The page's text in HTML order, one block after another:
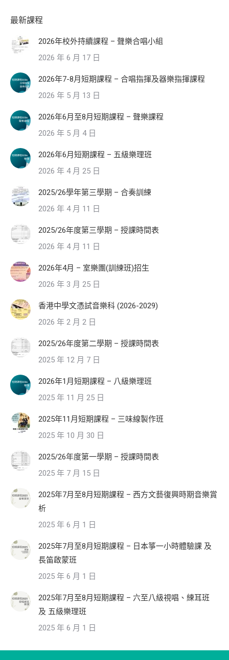
最新課程
2026年校外持續課程 – 聲樂合唱小組
2026 年 6 月 17 日
2026年7-8月短期課程 – 合唱指揮及器樂指揮課程
2026 年 5 月 13 日
2026年6月至8月短期課程 – 聲樂課程
2026 年 5 月 4 日
2026年6月短期課程 – 五級樂理班
2026 年 4 月 25 日
2025/26學年第三學期 – 合奏訓練
2026 年 4 月 11 日
2025/26年度第三學期 – 授課時間表
2026 年 4 月 11 日
2026年4月 – 室樂團(訓練班)招生
2026 年 3 月 25 日
香港中學文憑試音樂科 (2026-2029)
2026 年 2 月 2 日
2025/26年度第二學期 – 授課時間表
2025 年 12 月 7 日
2026年1月短期課程 – 八級樂理班
2025 年 11 月 25 日
2025年11月短期課程 – 三味線製作班
2025 年 10 月 30 日
2025/26年度第一學期 – 授課時間表
2025 年 7 月 15 日
2025年7月至8月短期課程 – 西方文藝復興時期音樂賞
析
2025 年 6 月 1 日
2025年7月至8月短期課程 – 日本箏一小時體驗課 及
長笛啟蒙班
2025 年 6 月 1 日
2025年7月至8月短期課程 – 六至八級視唱、練耳班
及 五級樂理班
2025 年 6 月 1 日